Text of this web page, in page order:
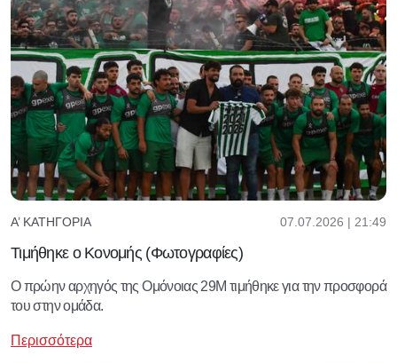
Α’ ΚΑΤΗΓΟΡΊΑ 07.07.2026 | 21:49
Τιμήθηκε ο Κονομής (Φωτογραφίες)
Ο πρώην αρχηγός της Ομόνοιας 29Μ τιμήθηκε για την προσφορά
του στην ομάδα.
Περισσότερα